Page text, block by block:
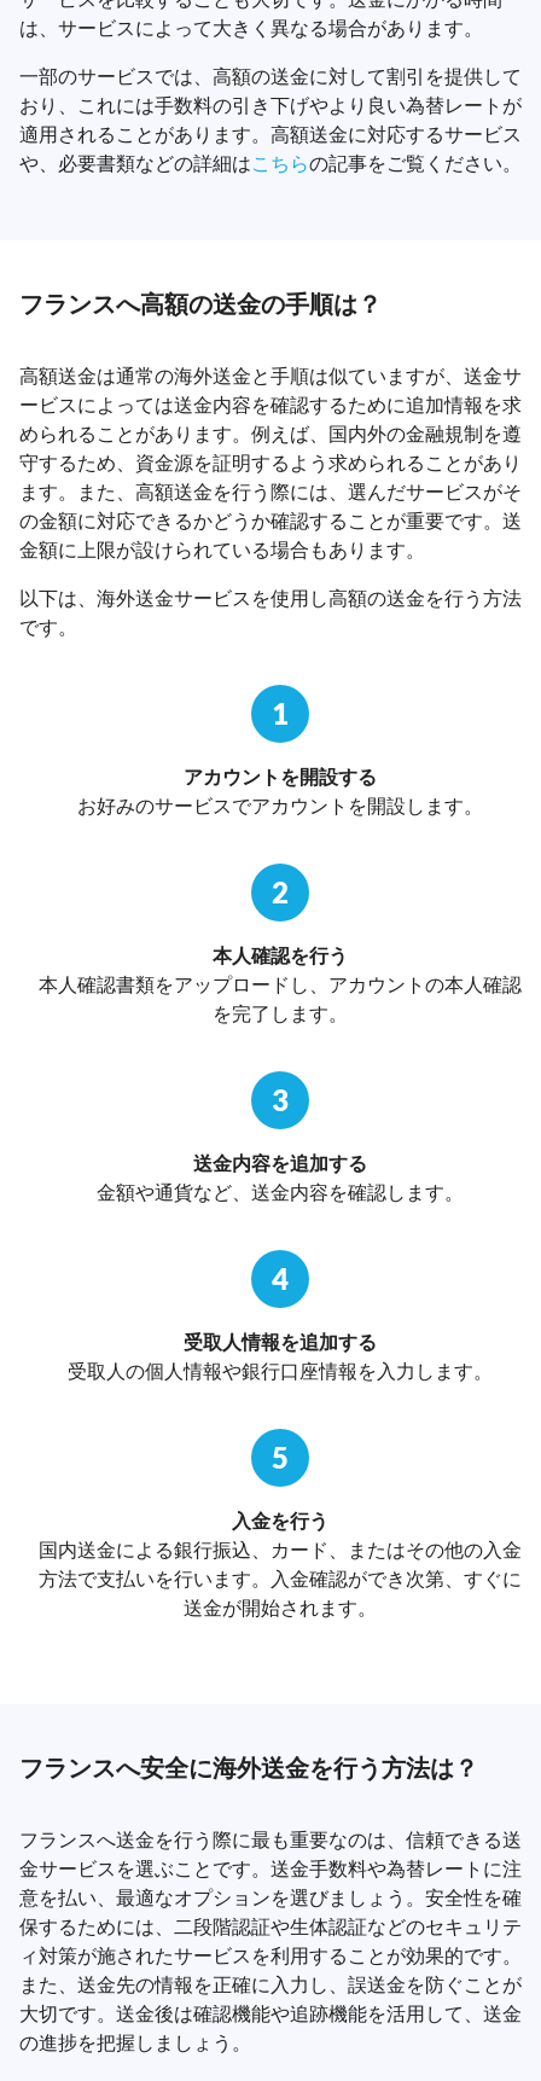
は、サービスによって大きく異なる場合があります。
一部のサービスでは、高額の送金に対して割引を提供して
おり、これには手数料の引き下げやより良い為替レートが
適用されることがあります。高額送金に対応するサービス
や、必要書類などの詳細はこちらの記事をご覧ください。
フランスへ高額の送金の手順は？
高額送金は通常の海外送金と手順は似ていますが、送金サ
ービスによっては送金内容を確認するために追加情報を求
められることがあります。例えば、国内外の金融規制を遵
守するため、資金源を証明するよう求められることがあり
ます。また、高額送金を行う際には、選んだサービスがそ
の金額に対応できるかどうか確認することが重要です。送
金額に上限が設けられている場合もあります。
以下は、海外送金サービスを使用し高額の送金を行う方法
です。
1
アカウントを開設する
お好みのサービスでアカウントを開設します。
2
本人確認を行う
本人確認書類をアップロードし、アカウントの本人確認
を完了します。
3
送金内容を追加する
金額や通貨など、送金内容を確認します。
4
受取人情報を追加する
受取人の個人情報や銀行口座情報を入力します。
5
入金を行う
国内送金による銀行振込、カード、またはその他の入金
方法で支払いを行います。入金確認ができ次第、すぐに
送金が開始されます。
フランスへ安全に海外送金を行う方法は？
フランスへ送金を行う際に最も重要なのは、信頼できる送
金サービスを選ぶことです。送金手数料や為替レートに注
意を払い、最適なオプションを選びましょう。安全性を確
保するためには、二段階認証や生体認証などのセキュリテ
ィ対策が施されたサービスを利用することが効果的です。
また、送金先の情報を正確に入力し、誤送金を防ぐことが
大切です。送金後は確認機能や追跡機能を活用して、送金
の進捗を把握しましょう。